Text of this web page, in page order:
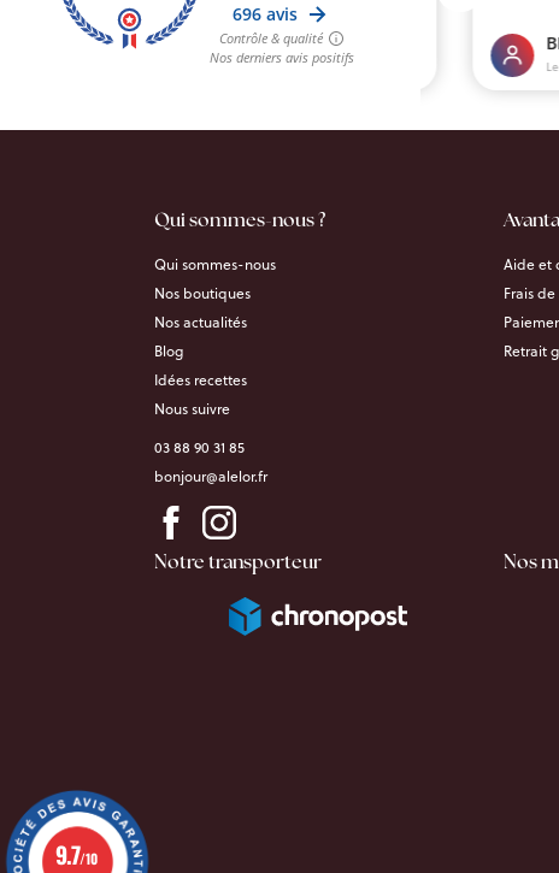
Qui sommes-nous ?
Qui sommes-nous
Nos boutiques
Nos actualités
Blog
Idées recettes
Nous suivre
03 88 90 31 85
bonjour@alelor.fr
Aide et
Frais
Retrait
Notre transporteur Nos
9.7/10